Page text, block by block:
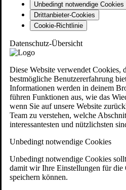
Unbedingt notwendige Cookies
Drittanbieter-Cookies
Cookie-Richtlinie
Datenschutz-Übersicht
Diese Website verwendet Cookies,
bestmögliche Benutzererfahrung
Informationen werden in deinem
führen Funktionen aus, wie das
wenn Sie auf unsere Website
Team zu verstehen, welche
interessantesten und nützlichsten
Unbedingt notwendige Cookies
Unbedingt notwendige Cookies
damit wir Ihre Einstellungen für die
speichern können.